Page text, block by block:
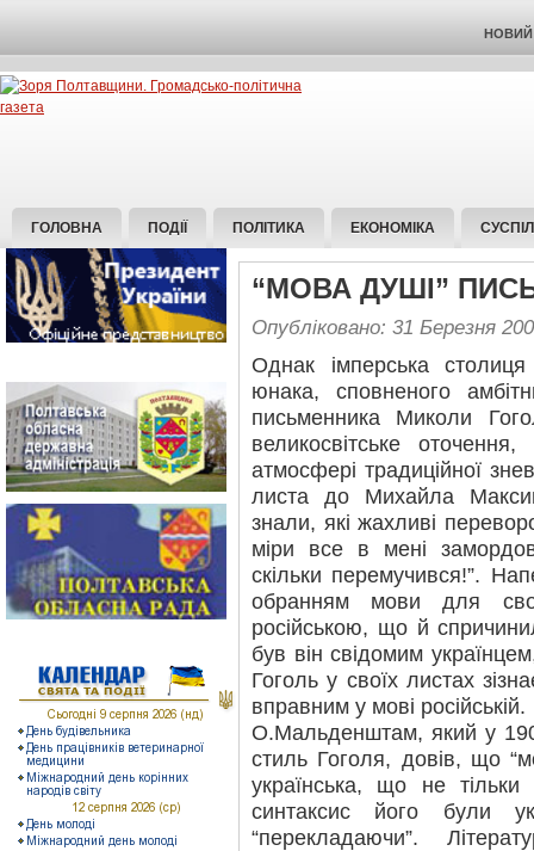
НОВИЙ
ГОЛОВНА ПОДІЇ ПОЛІТИКА ЕКОНОМІКА
“МОВА ДУШІ”
Опубліковано: 31 Березня
Однак імперська
юнака, сповненого
письменника Миколи
великосвітське
атмосфері традиційної
листа до Михайла
знали, які жахливі
міри все в мені
скільки перемучився!”.
обранням мови для
російською, що й
був він свідомим
Гоголь у своїх листах
вправним у мові російській.
О.Мальденштам, який у
стиль Гоголя, довів, що
українська, що не
синтаксис його були
“перекладаючи”.